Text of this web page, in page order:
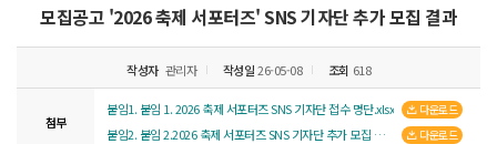
모집공고 '2026 축제 서포터즈' SNS 기자단 추가 모집 결과
작성자 관리자 작성일26-05-08 조회 618
첨부
붙임1. 붙임 1. 2026 축제 서포터즈 SNS 기자단 접수 명단.xlsx 다운로드
붙임2. 붙임 2.2026 축제 서포터즈 SNS 기자단 추가 모집 선정 결과 .pdf 다운로드